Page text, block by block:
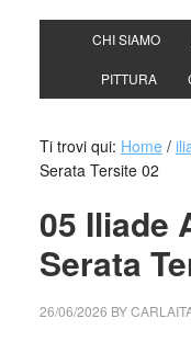
CHI SIAMO
PITTURA
Ti trovi qui: Home /
Serata Tersite 02
05 Iliade
Serata
26/06/2026 BY